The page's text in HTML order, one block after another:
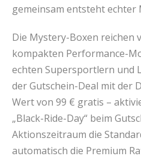
gemeinsam entsteht echter
Die Mystery-Boxen reichen
kompakten Performance-
echten Supersportlern und
der Gutschein-Deal mit der
Wert von 99 € gratis –
„Black-Ride-Day“ beim
Aktionszeitraum die
automatisch die Premium